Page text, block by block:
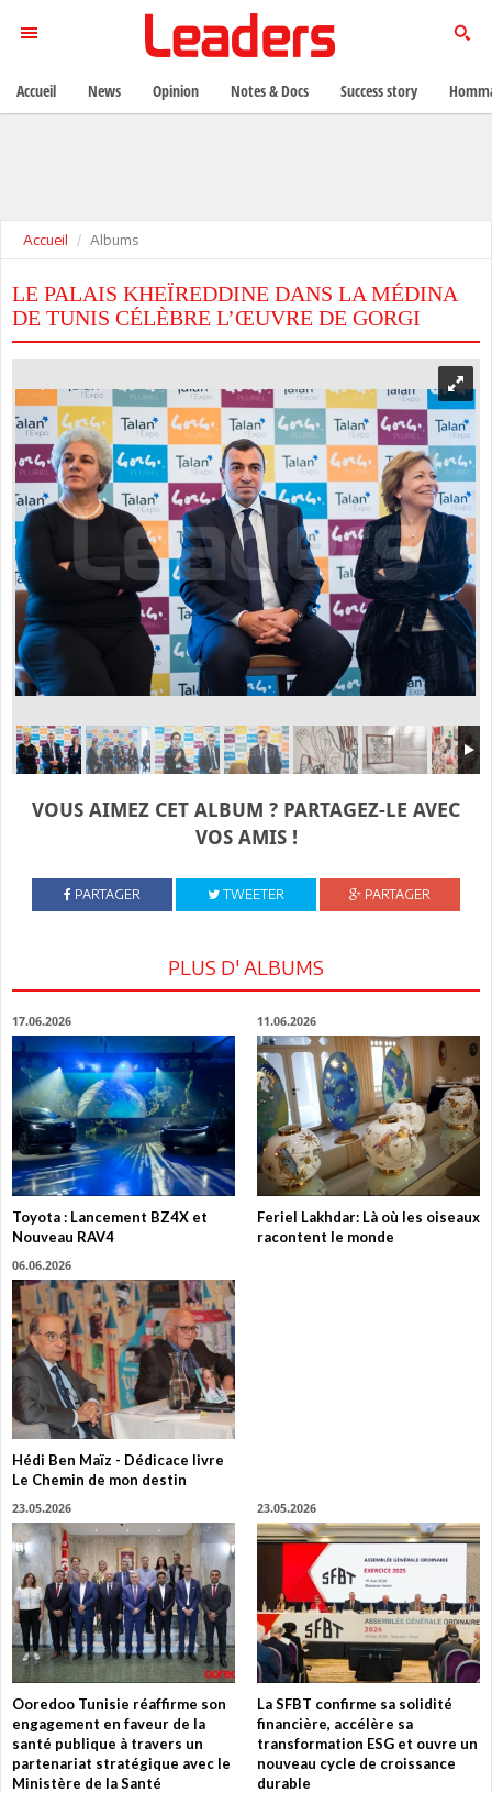
Accueil Albums
LE PALAIS KHEÏREDDINE DANS LA MÉDINA
DE TUNIS CÉLÈBRE L’ŒUVRE DE GORGI
VOUS AIMEZ CET ALBUM ? PARTAGEZ-LE AVEC
VOS AMIS !
PARTAGER TWEETER PARTAGER
PLUS D' ALBUMS
17.06.2026
Toyota : Lancement BZ4X et
Nouveau RAV4
11.06.2026
Feriel Lakhdar: Là où les oiseaux
racontent le monde
06.06.2026
Hédi Ben Maïz - Dédicace livre
Le Chemin de mon destin
23.05.2026
Ooredoo Tunisie réaffirme son
engagement en faveur de la
santé publique à travers un
partenariat stratégique avec le
Ministère de la Santé
23.05.2026
La SFBT confirme sa solidité
financière, accélère sa
transformation ESG et ouvre un
nouveau cycle de croissance
durable
Accueil News Opinion Notes & Docs Success story